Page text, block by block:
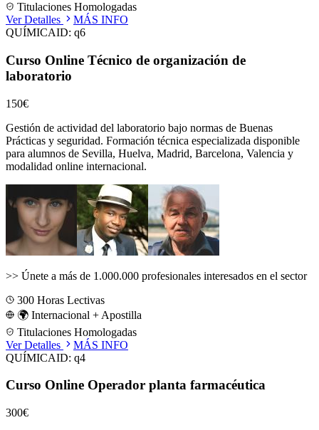
Titulaciones Homologadas
Ver Detalles
MÁS INFO
QUÍMICAID: q6
Curso Online Técnico de organización de
laboratorio
150€
Gestión de actividad del laboratorio bajo normas de Buenas
Prácticas y seguridad. Formación técnica especializada disponible
para alumnos de Sevilla, Huelva, Madrid, Barcelona, Valencia y
modalidad online internacional.
>> Únete a más de 1.000.000 profesionales interesados en el sector
300 Horas Lectivas
🌍 Internacional + Apostilla
Titulaciones Homologadas
Ver Detalles
MÁS INFO
QUÍMICAID: q4
Curso Online Operador planta farmacéutica
300€